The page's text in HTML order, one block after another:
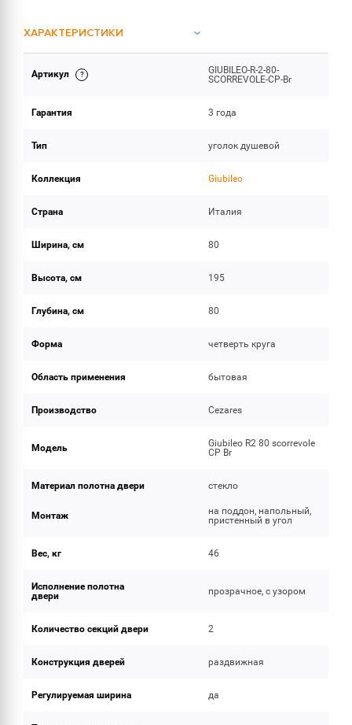
ХАРАКТЕРИСТИКИ
ОБЪЕМ ПОСТАВКИ
Артикул
GIUBILEO-R-2-80-
SCORREVOLE-CP-Br
Гарантия 3 года
Тип уголок душевой
Коллекция Giubileo
Страна Италия
Ширина, см 80
Высота, см 195
Глубина, см 80
Форма четверть круга
Область применения бытовая
Производство Cezares
Модель
Giubileo R2 80 scorrevole
CP Br
Материал полотна двери стекло
Монтаж
на поддон, напольный,
пристенный в угол
Вес, кг 46
Исполнение полотна
двери
прозрачное, с узором
Количество секций двери 2
Конструкция дверей раздвижная
Регулируемая ширина да